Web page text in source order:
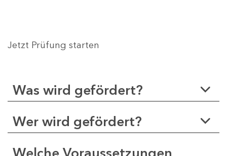
Jetzt Prüfung starten
Was wird gefördert?
Wer wird gefördert?
Welche Voraussetzungen